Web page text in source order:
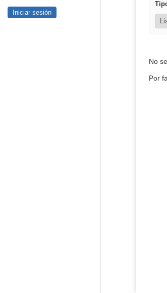
Iniciar sesión
No
Por